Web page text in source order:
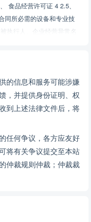
食品经营许可证 4 2.5、
同所必需的设备和专业技
执行人、企业经营异常名
列入“重大税收违法案件
3.1项目概况 27 3.2服务
设想 29 3.3.2、工作策划
菜品研发支持方案 33
准，确定菜单的品种，
可隔餐使用的后备菜防止
早餐服务方案与示范菜
单 38 7、面食出品计划
品驿站出品计划 46 10、
展示 50 12、经营方式
量保障措施 127 3.10.1
的信息和服务可能涉嫌
，并提供身份证明、权
到上述法律文件后，将
任何争议，各方应友好
将有关争议提交至本站
仲裁规则仲裁；仲裁裁